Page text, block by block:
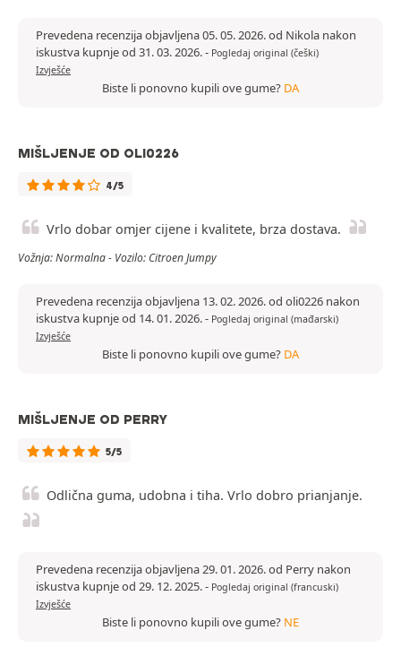
Prevedena recenzija objavljena 05. 05. 2026. od Nikola nakon
iskustva kupnje od 31. 03. 2026.- Pogledaj original (češki)
Izvješće
Biste li ponovno kupili ove gume? DA
MIŠLJENJE OD OLI0226
4/5
Vrlo dobar omjer cijene i kvalitete, brza dostava.
Vožnja: Normalna - Vozilo: Citroen Jumpy
Prevedena recenzija objavljena 13. 02. 2026. od oli0226 nakon
iskustva kupnje od 14. 01. 2026.- Pogledaj original (mađarski)
Izvješće
Biste li ponovno kupili ove gume? DA
MIŠLJENJE OD PERRY
5/5
Odlična guma, udobna i tiha. Vrlo dobro prianjanje.
Prevedena recenzija objavljena 29. 01. 2026. od Perry nakon
iskustva kupnje od 29. 12. 2025.- Pogledaj original (francuski)
Izvješće
Biste li ponovno kupili ove gume? NE